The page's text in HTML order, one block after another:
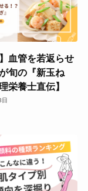
血管を若返らせ
旬の『新玉ね
栄養士直伝】